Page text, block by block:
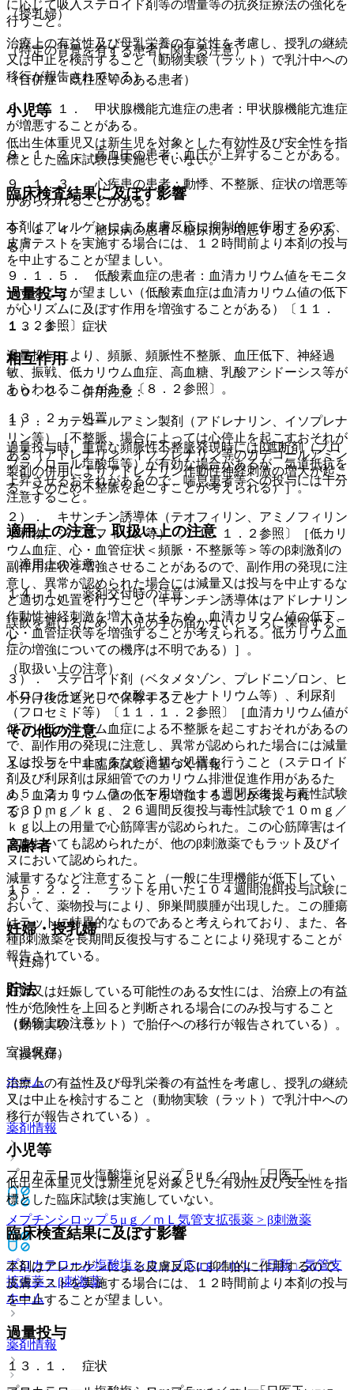
（授乳婦）
治療上の有益性及び母乳栄養の有益性を考慮し、授乳の継続
又は中止を検討すること（動物実験（ラット）で乳汁中への
移行が報告されている）。
小児等
低出生体重児又は新生児を対象とした有効性及び安全性を指
標とした臨床試験は実施していない。
臨床検査結果に及ぼす影響
本剤はアレルゲンによる皮膚反応に抑制的に作用するので、
皮膚テストを実施する場合には、１２時間前より本剤の投与
を中止することが望ましい。
過量投与
１３．１． 症状
過量投与により、頻脈、頻脈性不整脈、血圧低下、神経過
敏、振戦、低カリウム血症、高血糖、乳酸アシドーシス等が
あらわれることがある〔８．２参照〕。
１３．２． 処置
過量投与時、重篤な頻脈性不整脈発現時にはβ遮断剤（プロ
プラノロール塩酸塩等）が有効な場合があるが、気道抵抗を
上昇させるおそれがあるので、喘息患者等への投与には十分
注意すること。
適用上の注意、取扱い上の注意
（適用上の注意）
１４．１． 薬剤交付時の注意
誤飲を避けるため、小児の手の届かないところに保管するこ
と。
（取扱い上の注意）
小分け後は遮光して保存すること。
その他の注意
１５．２． 非臨床試験に基づく情報
１５．２．１． ラットを用いた１４週間反復投与毒性試験
で３０ｍｇ／ｋｇ、２６週間反復投与毒性試験で１０ｍｇ／
ｋｇ以上の用量で心筋障害が認められた。この心筋障害はイ
ヌにおいても認められたが、他のβ刺激薬でもラット及びイ
ヌにおいて認められた。
１５．２．２． ラットを用いた１０４週間混餌投与試験に
おいて、薬物投与により、卵巣間膜腫が出現した。この腫瘍
はラットに特異的なものであると考えられており、また、各
種β刺激薬を長期間反復投与することにより発現することが
報告されている。
貯法
（保管上の注意）
室温保存。
ホーム
薬剤情報
プロカテロール塩酸塩シロップ５μｇ／ｍＬ「日医工」
メプチンシロップ５μｇ／ｍＬ 気管支拡張薬 > β刺激薬
プロカテロール塩酸塩シロップ５μｇ／ｍＬ「日新」気管支
拡張薬 > β刺激薬
ホーム
薬剤情報
に応じて吸入ステロイド剤等の増量等の抗炎症療法の強化を
行うこと。
（特定の背景を有する患者に関する注意）
（合併症・既往歴等のある患者）
９．１．１． 甲状腺機能亢進症の患者：甲状腺機能亢進症
が増悪することがある。
９．１．２． 高血圧の患者：血圧が上昇することがある。
９．１．３． 心疾患の患者：動悸、不整脈、症状の増悪等
があらわれることがある。
９．１．４． 糖尿病の患者：糖尿病が増悪することがあ
る。
９．１．５． 低酸素血症の患者：血清カリウム値をモニタ
ーすることが望ましい（低酸素血症は血清カリウム値の低下
が心リズムに及ぼす作用を増強することがある）〔１１．
１．２参照〕。
相互作用
１０．２． 併用注意：
１）． カテコールアミン製剤（アドレナリン、イソプレナ
リン等）［不整脈、場合によっては心停止を起こすおそれが
ある（アドレナリン、イソプレナリン等のカテコールアミン
製剤の併用によりアドレナリン作動性神経刺激の増大が起こ
る。そのため不整脈を起こすことが考えられる）］。
２）． キサンチン誘導体（テオフィリン、アミノフィリン
水和物、ジプロフィリン等）〔１１．１．２参照〕［低カリ
ウム血症、心・血管症状＜頻脈・不整脈等＞等のβ刺激剤の
副作用症状を増強させることがあるので、副作用の発現に注
意し、異常が認められた場合には減量又は投与を中止するな
ど適切な処置を行うこと（キサンチン誘導体はアドレナリン
作動性神経刺激を増大させるため、血清カリウム値の低下、
心・血管症状等を増強することが考えられる。低カリウム血
症の増強についての機序は不明である）］。
３）． ステロイド剤（ベタメタゾン、プレドニゾロン、ヒ
ドロコルチゾンコハク酸エステルナトリウム等）、利尿剤
（フロセミド等）〔１１．１．２参照〕［血清カリウム値が
低下し低カリウム血症による不整脈を起こすおそれがあるの
で、副作用の発現に注意し、異常が認められた場合には減量
又は投与を中止するなど適切な処置を行うこと（ステロイド
剤及び利尿剤は尿細管でのカリウム排泄促進作用があるた
め、血清カリウム値の低下を増強することが考えられ
る）］。
高齢者
減量するなど注意すること（一般に生理機能が低下してい
る）。
妊婦・授乳婦
（妊婦）
妊婦又は妊娠している可能性のある女性には、治療上の有益
性が危険性を上回ると判断される場合にのみ投与すること
（動物実験（ラット）で胎仔への移行が報告されている）。
（授乳婦）
治療上の有益性及び母乳栄養の有益性を考慮し、授乳の継続
又は中止を検討すること（動物実験（ラット）で乳汁中への
移行が報告されている）。
小児等
低出生体重児又は新生児を対象とした有効性及び安全性を指
標とした臨床試験は実施していない。
臨床検査結果に及ぼす影響
本剤はアレルゲンによる皮膚反応に抑制的に作用するので、
皮膚テストを実施する場合には、１２時間前より本剤の投与
を中止することが望ましい。
過量投与
１３．１． 症状